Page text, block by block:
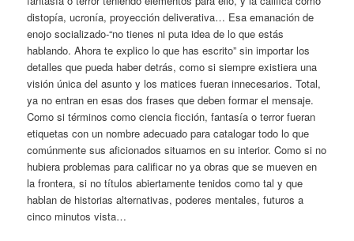
distopía, ucronía, proyección deliverativa… Esa emanación de
enojo socializado-“no tienes ni puta idea de lo que estás
hablando. Ahora te explico lo que has escrito” sin importar los
detalles que pueda haber detrás, como si siempre existiera una
visión única del asunto y los matices fueran innecesarios. Total,
ya no entran en esas dos frases que deben formar el mensaje.
Como si términos como ciencia ficción, fantasía o terror fueran
etiquetas con un nombre adecuado para catalogar todo lo que
comúnmente sus aficionados situamos en su interior. Como si no
hubiera problemas para calificar no ya obras que se mueven en
la frontera, si no títulos abiertamente tenidos como tal y que
hablan de historias alternativas, poderes mentales, futuros a
cinco minutos vista…